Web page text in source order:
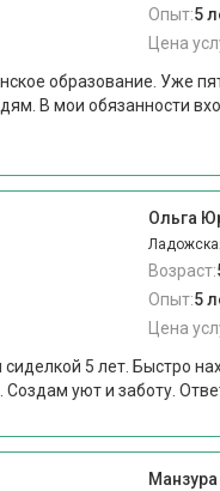
Опыт:5
Цена
образование. Уже
В мои обязанности
Ольга
Возраст:
Опыт:5
Цена
5 лет. Быстро
уют и заботу.